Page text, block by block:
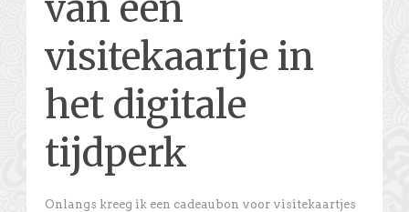
visitekaartje in
het digitale
tijdperk
Onlangs kreeg ik een cadeaubon voor visitekaartjes